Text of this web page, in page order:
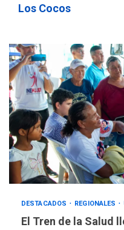
Los Cocos
DESTACADOS REGIONALES
El Tren de la Salud